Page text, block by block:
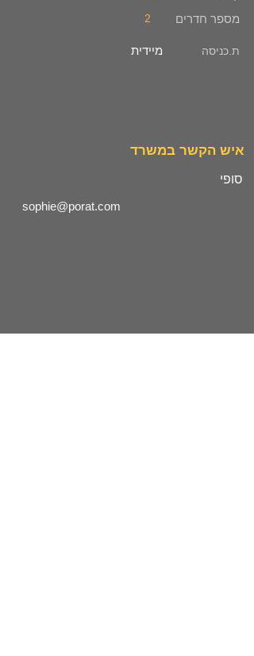
2
מספר חדרים
מיידית ת.כניסה
סופי
איש הקשר במשרד
sophie@porat.com